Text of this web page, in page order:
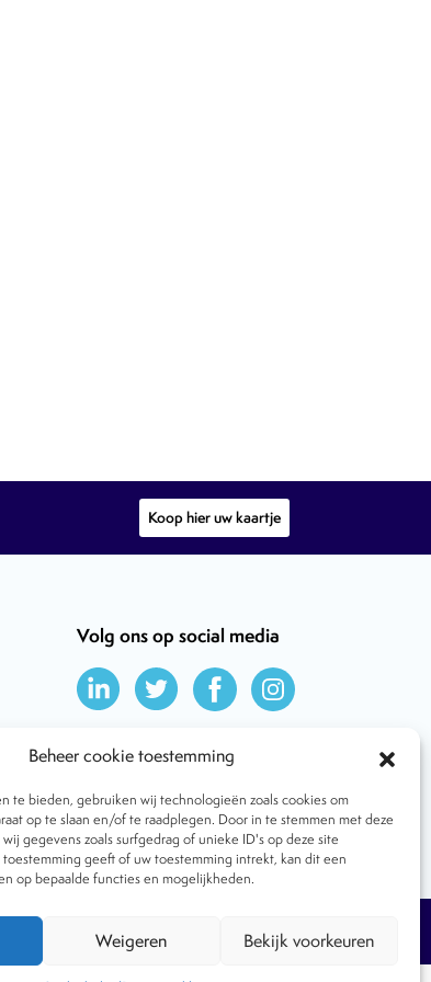
Beheer cookie toestemming
te bieden, gebruiken wij technologieën zoals cookies om
op te slaan en/of te raadplegen. Door in te stemmen met deze
gegevens zoals surfgedrag of unieke ID's op deze site
geeft of uw toestemming intrekt, kan dit een
op bepaalde functies en mogelijkheden.
Weigeren Bekijk voorkeuren
Koop hier uw kaartje
Volg ons op social media
Algemene voorwaarden